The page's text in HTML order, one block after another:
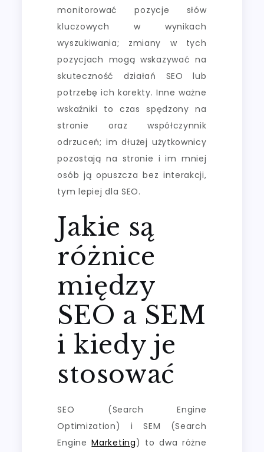
monitorować pozycje słów
kluczowych w wynikach
wyszukiwania; zmiany w tych
pozycjach mogą wskazywać na
skuteczność działań SEO lub
potrzebę ich korekty. Inne ważne
wskaźniki to czas spędzony na
stronie oraz współczynnik
odrzuceń; im dłużej użytkownicy
pozostają na stronie i im mniej
osób ją opuszcza bez interakcji,
tym lepiej dla SEO.
Jakie są
różnice
między
SEO a SEM
i kiedy je
stosować
SEO (Search Engine
Optimization) i SEM (Search
EngineMarketing) to dwa różne